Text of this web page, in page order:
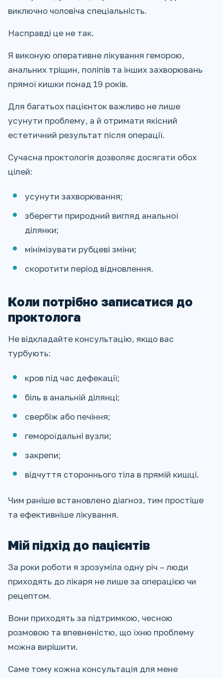
виключно чоловіча спеціальність.
Насправді це не так.
Я виконую оперативне лікування геморою,
анальних тріщин, поліпів та інших захворювань
прямої кишки понад 19 років.
Для багатьох пацієнток важливо не лише
усунути проблему, а й отримати якісний
естетичний результат після операції.
Сучасна проктологія дозволяє досягати обох
цілей:
усунути захворювання;
зберегти природний вигляд анальної
ділянки;
мінімізувати рубцеві зміни;
скоротити період відновлення.
Коли потрібно записатися до
проктолога
Не відкладайте консультацію, якщо вас
турбують:
кров під час дефекації;
біль в анальній ділянці;
свербіж або печіння;
гемороїдальні вузли;
закрепи;
відчуття стороннього тіла в прямій кишці.
Чим раніше встановлено діагноз, тим простіше
та ефективніше лікування.
Мій підхід до пацієнтів
За роки роботи я зрозуміла одну річ – люди
приходять до лікаря не лише за операцією чи
рецептом.
Вони приходять за підтримкою, чесною
розмовою та впевненістю, що їхню проблему
можна вирішити.
Саме тому кожна консультація для мене